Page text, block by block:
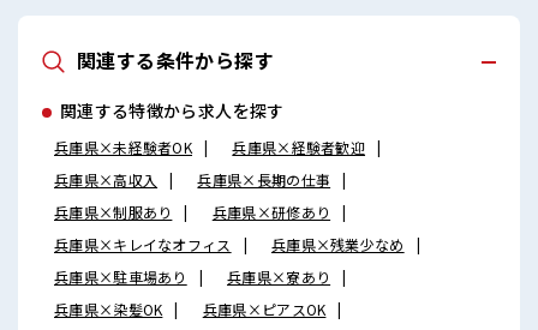
関連する条件から探す
関連する特徴から求人を探す
兵庫県×未経験者OK
兵庫県×経験者歓迎
兵庫県×高収入
兵庫県×長期の仕事
兵庫県×制服あり
兵庫県×研修あり
兵庫県×キレイなオフィス
兵庫県×残業少なめ
兵庫県×駐車場あり
兵庫県×寮あり
兵庫県×染髪OK
兵庫県×ピアスOK